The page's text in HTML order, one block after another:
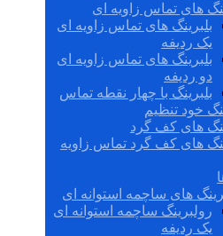
های تماس زاویه ای
بلبرینگ های تماس زاویه ای
یک ردیفه
بلبرینگ های تماس زاویه ای
دو ردیفه
بلبرینگ با چهار نقطه تماس
خود تنظیم
های کف گرد
های کف گرد تماس زاویه
های ساچمه استوانه ای
رولبرینگ ساچمه استوانه ای
یک ردیفه